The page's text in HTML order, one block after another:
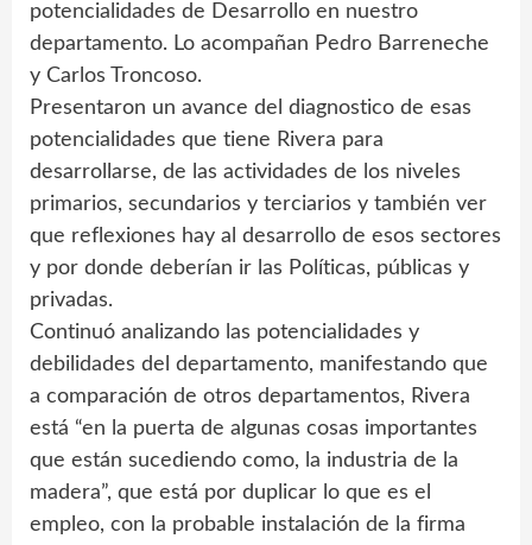
potencialidades de Desarrollo en nuestro
departamento. Lo acompañan Pedro Barreneche
y Carlos Troncoso.
Presentaron un avance del diagnostico de esas
potencialidades que tiene Rivera para
desarrollarse, de las actividades de los niveles
primarios, secundarios y terciarios y también ver
que reflexiones hay al desarrollo de esos sectores
y por donde deberían ir las Políticas, públicas y
privadas.
Continuó analizando las potencialidades y
debilidades del departamento, manifestando que
a comparación de otros departamentos, Rivera
está “en la puerta de algunas cosas importantes
que están sucediendo como, la industria de la
madera”, que está por duplicar lo que es el
empleo, con la probable instalación de la firma